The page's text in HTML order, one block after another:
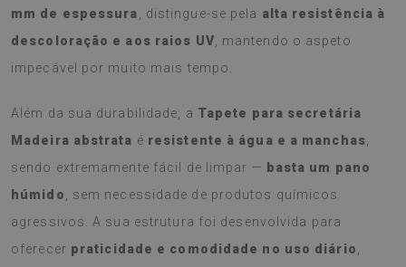
mm de espessura
, distingue-se pela alta resistência à
descoloração e aos raios UV , mantendo o aspeto
impecável por muito mais tempo.
Além da sua durabilidade, a Tapete para secretária
Madeira abstrata é resistente à água e a manchas
sendo extremamente fácil de limpar — basta um pano
húmido
, sem necessidade de produtos químicos
agressivos. A sua estrutura foi desenvolvida para
oferecer praticidade e comodidade no uso diário